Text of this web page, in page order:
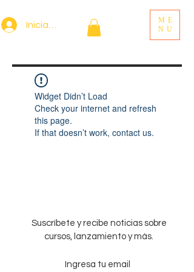
Iniciar sesión
ME
NU
Widget Didn’t Load
Check your internet and refresh
this page.
If that doesn’t work, contact us.
Suscríbete y recibe noticias sobre
cursos, lanzamiento y más.